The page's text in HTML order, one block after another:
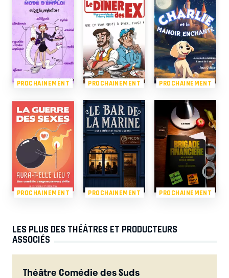
PROCHAINEMENT PROCHAINEMENT PROCHAINEMENT
PROCHAINEMENT PROCHAINEMENT PROCHAINEMENT
LES PLUS DES THÉÂTRES ET PRODUCTEURS
ASSOCIÉS
Théâtre Comédie des Suds